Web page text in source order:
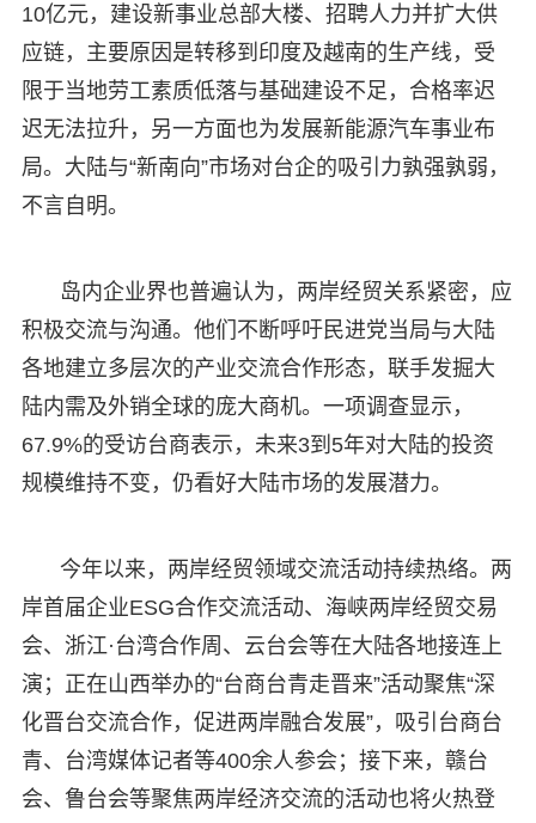
10亿元，建设新事业总部大楼、招聘人力并扩大供
应链，主要原因是转移到印度及越南的生产线，受
限于当地劳工素质低落与基础建设不足，合格率迟
迟无法拉升，另一方面也为发展新能源汽车事业布
局。大陆与“新南向”市场对台企的吸引力孰强孰弱，
不言自明。
岛内企业界也普遍认为，两岸经贸关系紧密，应
积极交流与沟通。他们不断呼吁民进党当局与大陆
各地建立多层次的产业交流合作形态，联手发掘大
陆内需及外销全球的庞大商机。一项调查显示，
67.9%的受访台商表示，未来3到5年对大陆的投资
规模维持不变，仍看好大陆市场的发展潜力。
今年以来，两岸经贸领域交流活动持续热络。两
岸首届企业ESG合作交流活动、海峡两岸经贸交易
会、浙江·台湾合作周、云台会等在大陆各地接连上
演；正在山西举办的“台商台青走晋来”活动聚焦“深
化晋台交流合作，促进两岸融合发展”，吸引台商台
青、台湾媒体记者等400余人参会；接下来，赣台
会、鲁台会等聚焦两岸经济交流的活动也将火热登